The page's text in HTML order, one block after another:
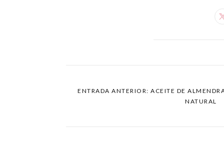
ENTRADA ANTERIOR: ACEITE DE
NATURAL